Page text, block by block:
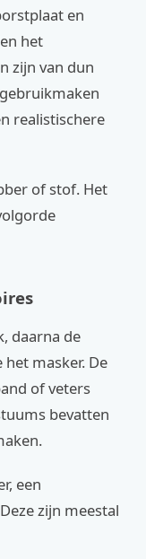
en
het
zijn van dun
realistischere
of stof. Het
daarna de
masker. De
of veters
bevatten
een
zijn meestal